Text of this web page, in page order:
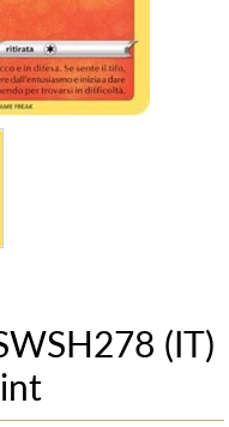
(IT)